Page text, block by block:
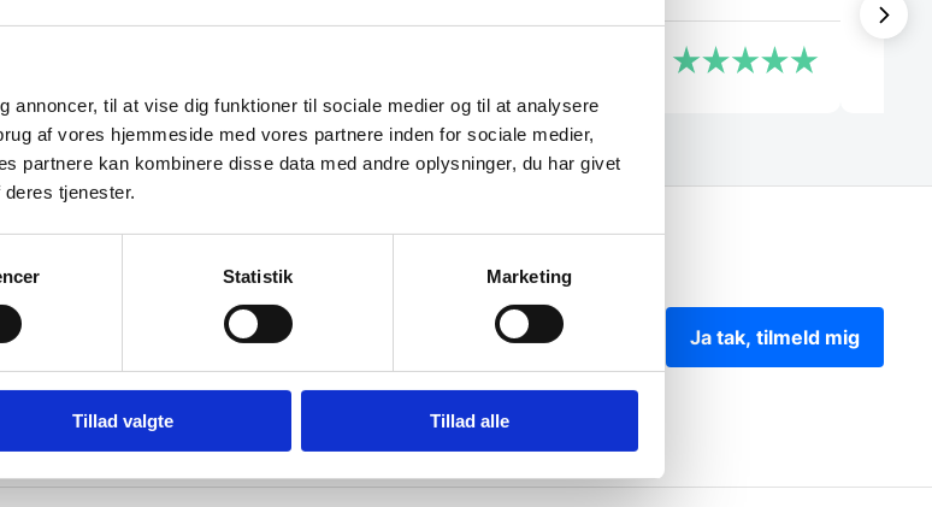
annoncer, til at vise dig funktioner til sociale medier og til at analysere
af vores hjemmeside med vores partnere inden for sociale medier,
partnere kan kombinere disse data med andre oplysninger, du har givet
tjenester.
Statistik Marketing
Tillad valgte Tillad alle
Ja tak, tilmeld mig